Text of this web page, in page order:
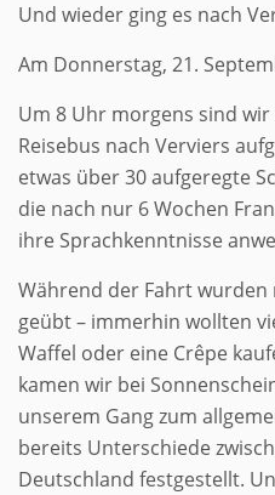
Und wieder ging es nach
Am Donnerstag, 21.
Um 8 Uhr morgens sind
Reisebus nach Verviers
etwas über 30 aufgeregte
die nach nur 6 Wochen
ihre Sprachkenntnisse
Während der Fahrt
geübt – immerhin wollten
Waffel oder eine Crêpe
kamen wir bei
unserem Gang zum
bereits Unterschiede
Deutschland festgestellt.